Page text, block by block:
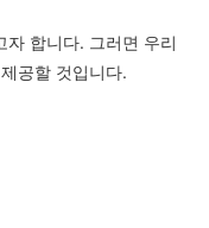
자 합니다. 그러면 우리
공할 것입니다.